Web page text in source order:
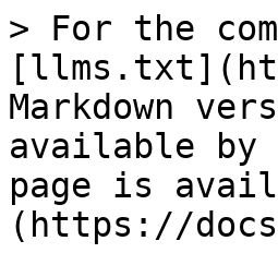
> For the
Markdown
available by
page is
(https://